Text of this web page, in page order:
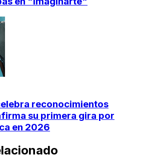
reconocimientos
su primera gira por
en 2026